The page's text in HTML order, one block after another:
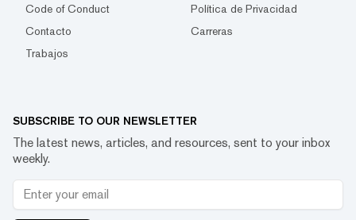
Code of Conduct
Política de Privacidad
Contacto
Carreras
Trabajos
SUBSCRIBE TO OUR NEWSLETTER
The latest news, articles, and resources, sent to your inbox
weekly.